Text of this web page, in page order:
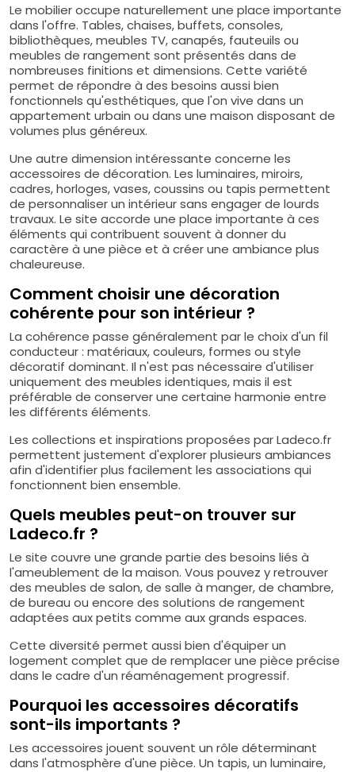
Le mobilier occupe naturellement une place importante
dans l'offre. Tables, chaises, buffets, consoles,
bibliothèques, meubles TV, canapés, fauteuils ou
meubles de rangement sont présentés dans de
nombreuses finitions et dimensions. Cette variété
permet de répondre à des besoins aussi bien
fonctionnels qu'esthétiques, que l'on vive dans un
appartement urbain ou dans une maison disposant de
volumes plus généreux.
Une autre dimension intéressante concerne les
accessoires de décoration. Les luminaires, miroirs,
cadres, horloges, vases, coussins ou tapis permettent
de personnaliser un intérieur sans engager de lourds
travaux. Le site accorde une place importante à ces
éléments qui contribuent souvent à donner du
caractère à une pièce et à créer une ambiance plus
chaleureuse.
Comment choisir une décoration
cohérente pour son intérieur ?
La cohérence passe généralement par le choix d'un fil
conducteur : matériaux, couleurs, formes ou style
décoratif dominant. Il n'est pas nécessaire d'utiliser
uniquement des meubles identiques, mais il est
préférable de conserver une certaine harmonie entre
les différents éléments.
Les collections et inspirations proposées par Ladeco.fr
permettent justement d'explorer plusieurs ambiances
afin d'identifier plus facilement les associations qui
fonctionnent bien ensemble.
Quels meubles peut-on trouver sur
Ladeco.fr ?
Le site couvre une grande partie des besoins liés à
l'ameublement de la maison. Vous pouvez y retrouver
des meubles de salon, de salle à manger, de chambre,
de bureau ou encore des solutions de rangement
adaptées aux petits comme aux grands espaces.
Cette diversité permet aussi bien d'équiper un
logement complet que de remplacer une pièce précise
dans le cadre d'un réaménagement progressif.
Pourquoi les accessoires décoratifs
sont-ils importants ?
Les accessoires jouent souvent un rôle déterminant
dans l'atmosphère d'une pièce. Un tapis, un luminaire,